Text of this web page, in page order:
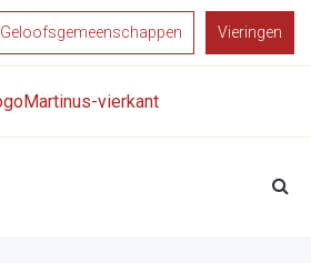
Geloofsgemeenschappen Vieringen